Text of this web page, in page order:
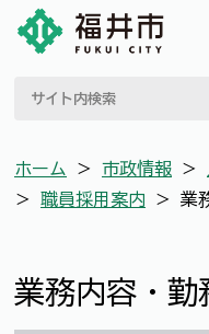
ホーム ＞ 市政情報 ＞
＞
職員採用案内 ＞ 業
業務内容・勤